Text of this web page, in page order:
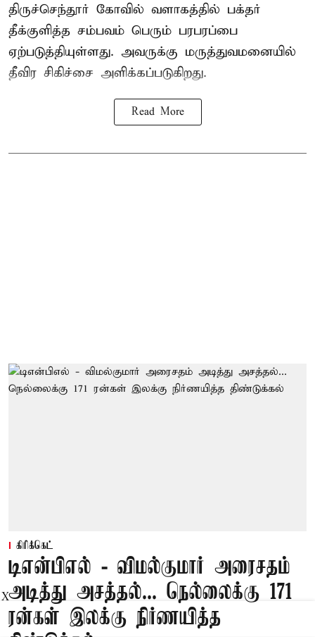
திருச்செந்தூர் கோவில் வளாகத்தில் பக்தர்
தீக்குளித்த சம்பவம் பெரும் பரபரப்பை
ஏற்படுத்தியுள்ளது. அவருக்கு மருத்துவமனையில்
தீவிர சிகிச்சை அளிக்கப்படுகிறது.
Read More
கிரிக்கெட்
டிஎன்பிஎல் - விமல்குமார் அரைசதம்
அடித்து அசத்தல்... நெல்லைக்கு 171
ரன்கள் இலக்கு நிர்ணயித்த
X